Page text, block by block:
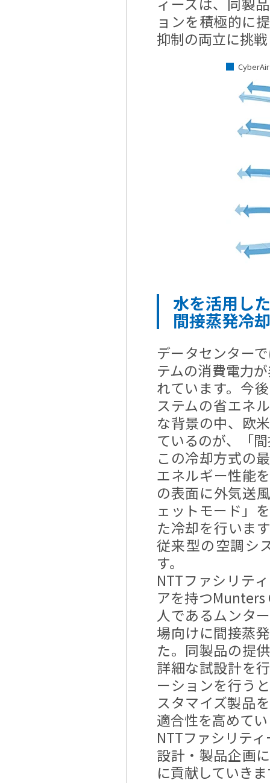
ョンを積極的に
抑制の両立に挑
水を活用し
間接蒸発冷
データセンター
テムの消費電力
れています。今
ステムの省エネ
な背景の中、欧
ているのが、「
この冷却方式の
エネルギー性能
の表面に外気送
ェットモード」
た冷却を行いま
従来型の空調シ
す。
NTTファシリテ
アを持つMunters
人であるムンタ
場向けに間接蒸
た。同製品の提
詳細な試設計を
ーションを行う
スタマイズ製品
適合性を高めて
NTTファシリテ
設計・製品企画
に貢献していき